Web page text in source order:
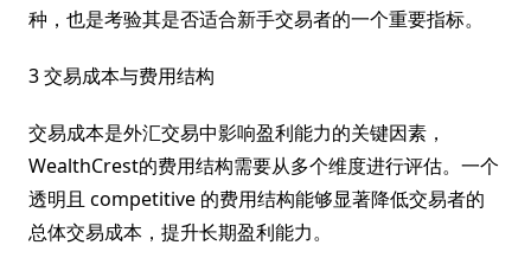
种，也是考验其是否适合新手交易者的一个重要指标。
3 交易成本与费用结构
交易成本是外汇交易中影响盈利能力的关键因素，
WealthCrest的费用结构需要从多个维度进行评估。一个
透明且 competitive 的费用结构能够显著降低交易者的
总体交易成本，提升长期盈利能力。